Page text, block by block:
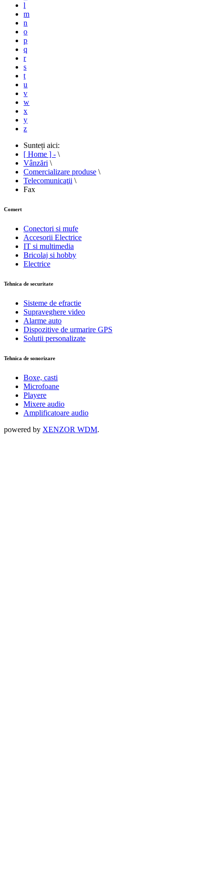
l
m
n
o
p
q
r
s
t
u
v
w
x
y
z
Sunteți aici:
[ Home ] - \
Vânzări \
Comercializare produse \
Telecomunicaţii \
Fax
Comert
Conectori si mufe
Accesorii Electrice
IT si multimedia
Bricolaj si hobby
Electrice
Tehnica de securitate
Sisteme de efractie
Supraveghere video
Alarme auto
Dispozitive de urmarire GPS
Solutii personalizate
Tehnica de sonorizare
Boxe, casti
Microfoane
Playere
Mixere audio
Amplificatoare audio
powered by XENZOR WDM.